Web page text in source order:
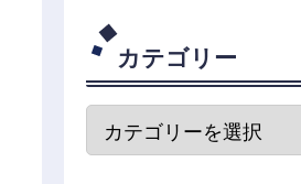
カテゴリー